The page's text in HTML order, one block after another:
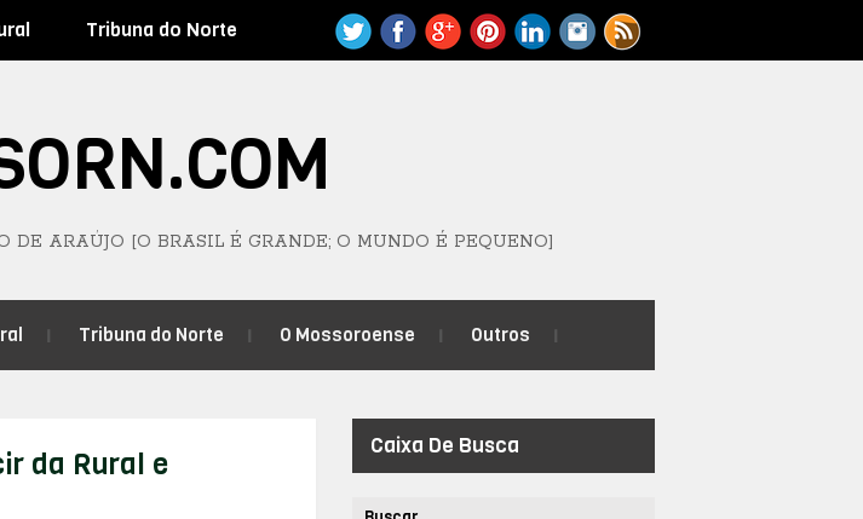
Tribuna do Norte
DE ARAÚJO [O BRASIL É GRANDE; O MUNDO É PEQUENO]
Tribuna do Norte O Mossoroense Outros
da Rural e
Caixa De Busca